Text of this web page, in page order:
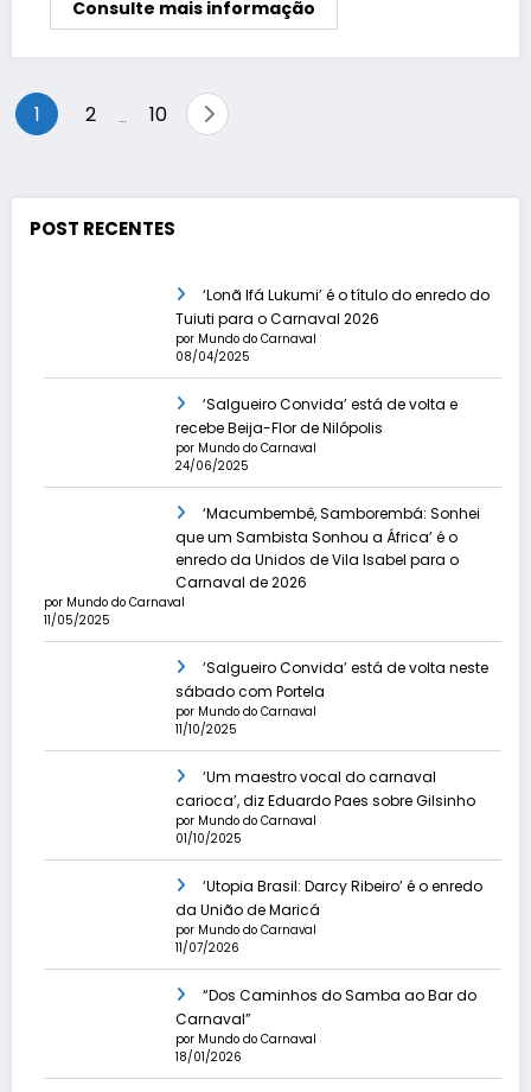
Consulte mais informação
Paginação
posts
1 2 … 10
POST RECENTES
‘Lonã Ifá Lukumi’ é o título do enredo do
Tuiuti para o Carnaval 2026
por Mundo do Carnaval
08/04/2025
‘Salgueiro Convida’ está de volta e
recebe Beija-Flor de Nilópolis
por Mundo do Carnaval
24/06/2025
‘Macumbembê, Samborembá: Sonhei
que um Sambista Sonhou a África’ é o
enredo da Unidos de Vila Isabel para o
Carnaval de 2026
por Mundo do Carnaval
11/05/2025
‘Salgueiro Convida’ está de volta neste
sábado com Portela
por Mundo do Carnaval
11/10/2025
‘Um maestro vocal do carnaval
carioca’, diz Eduardo Paes sobre Gilsinho
por Mundo do Carnaval
01/10/2025
‘Utopia Brasil: Darcy Ribeiro’ é o enredo
da União de Maricá
por Mundo do Carnaval
11/07/2026
“Dos Caminhos do Samba ao Bar do
Carnaval”
por Mundo do Carnaval
18/01/2026